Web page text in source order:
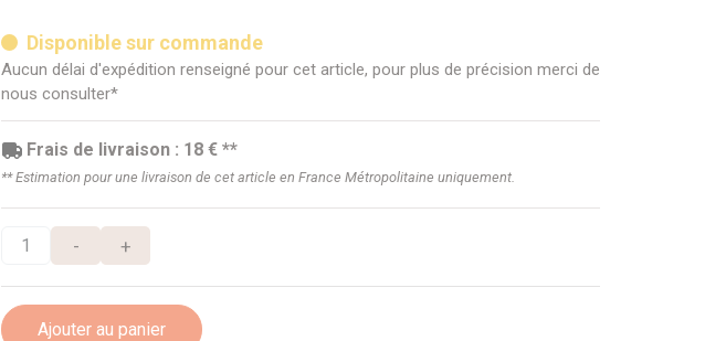
Disponible sur commande
Aucun délai d'expédition renseigné pour cet article, pour plus de précision merci de
nous consulter*
Frais de livraison : 18 € **
** Estimation pour une livraison de cet article en France Métropolitaine uniquement.
- +
Ajouter au panier